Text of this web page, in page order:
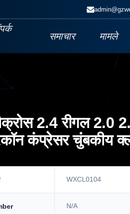
समाचार मामले
2.4 रीगल 2.0
कंप्रेसर चुंबकीय
WXCL0104
N/A